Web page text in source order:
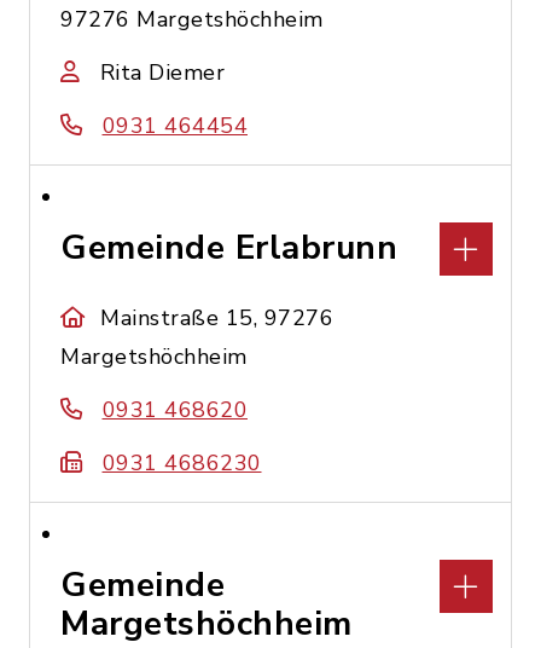
97276 Margetshöchheim
Rita Diemer
0931 464454
Gemeinde Erlabrunn
Mainstraße 15, 97276
Margetshöchheim
0931 468620
0931 4686230
Gemeinde
Margetshöchheim